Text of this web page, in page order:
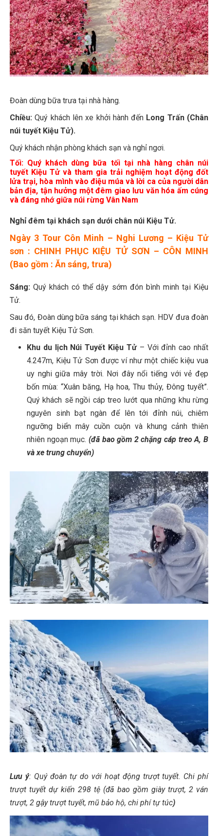
Đoàn dùng bữa trưa tại nhà hàng.
Chiều: Quý khách lên xe khởi hành đến Long Trấn (Chân
núi tuyết Kiệu Tử).
Quý khách nhận phòng khách sạn và nghỉ ngơi.
Tối: Quý khách dùng bữa tối tại nhà hàng chân núi
tuyết Kiệu Tử và tham gia trải nghiệm hoạt động đốt
lửa trại, hòa mình vào điệu múa và lời ca của người dân
bản địa, tận hưởng một đêm giao lưu văn hóa ấm cúng
và đáng nhớ giữa núi rừng Vân Nam
Nghỉ đêm tại khách sạn dưới chân núi Kiệu Tử.
Ngày 3 Tour Côn Minh – Nghi Lương – Kiệu Tử
sơn : CHINH PHỤC KIỆU TỬ SƠN – CÔN MINH
(Bao gồm : Ăn sáng, trưa)
Sáng: Quý khách có thể dậy sớm đón bình minh tại Kiệu
Tử.
Sau đó, Đoàn dùng bữa sáng tại khách sạn. HDV đưa đoàn
đi săn tuyết Kiệu Tử Sơn.
Khu du lịch Núi Tuyết Kiệu Tử – Với đỉnh cao nhất
4.247m, Kiệu Tử Sơn được ví như một chiếc kiệu vua
uy nghi giữa mây trời. Nơi đây nổi tiếng với vẻ đẹp
bốn mùa: “Xuân băng, Hạ hoa, Thu thủy, Đông tuyết”.
Quý khách sẽ ngồi cáp treo lướt qua những khu rừng
nguyên sinh bạt ngàn để lên tới đỉnh núi, chiêm
ngưỡng biển mây cuồn cuộn và khung cảnh thiên
nhiên ngoạn mục. (đã bao gồm 2 chặng cáp treo A, B
và xe trung chuyển)
Lưu ý: Quý đoàn tự do với hoạt động trượt tuyết. Chi phí
trượt tuyết dự kiến 298 tệ (đã bao gồm giày trượt, 2 ván
trượt, 2 gậy trượt tuyết, mũ bảo hộ, chi phí tự túc)